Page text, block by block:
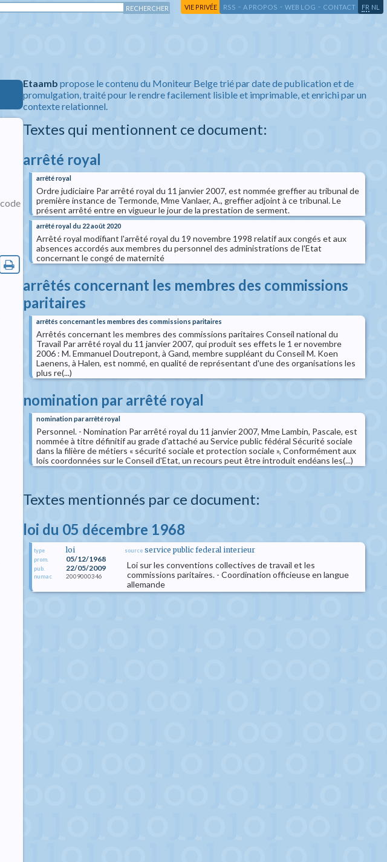
VIE PRIVÉE RSS - A PROPOS - WEB LOG - CONTACT FR NL
Etaamb propose le contenu du Moniteur Belge trié par date de publication et de
promulgation, traité pour le rendre facilement lisible et imprimable, et enrichi par un
contexte relationnel.
Textes qui mentionnent ce document:
arrêté royal
arrêté royal
Ordre judiciaire Par arrêté royal du 11 janvier 2007, est nommée greffier au tribunal de
première instance de Termonde, Mme Vanlaer, A., greffier adjoint à ce tribunal. Le
présent arrêté entre en vigueur le jour de la prestation de serment.
arrêté royal du 22 août 2020
Arrêté royal modifiant l'arrêté royal du 19 novembre 1998 relatif aux congés et aux
absences accordés aux membres du personnel des administrations de l'Etat
concernant le congé de maternité
arrêtés concernant les membres des commissions
paritaires
arrêtés concernant les membres des commissions paritaires
Arrêtés concernant les membres des commissions paritaires Conseil national du
Travail Par arrêté royal du 11 janvier 2007, qui produit ses effets le 1 er novembre
2006 : M. Emmanuel Doutrepont, à Gand, membre suppléant du Conseil M. Koen
Laenens, à Halen, est nommé, en qualité de représentant d'une des organisations les
plus re(...)
nomination par arrêté royal
nomination par arrêté royal
Personnel. - Nomination Par arrêté royal du 11 janvier 2007, Mme Lambin, Pascale, est
nommée à titre définitif au grade d'attaché au Service public fédéral Sécurité sociale
dans la filière de métiers « sécurité sociale et protection sociale », Conformément aux
lois coordonnées sur le Conseil d'Etat, un recours peut être introduit endéans les(...)
Textes mentionnés par ce document:
loi du 05 décembre 1968
type loi
prom. 05/12/1968
pub. 22/05/2009
numac 2009000346
source service public federal interieur
Loi sur les conventions collectives de travail et les
commissions paritaires. - Coordination officieuse en langue
allemande